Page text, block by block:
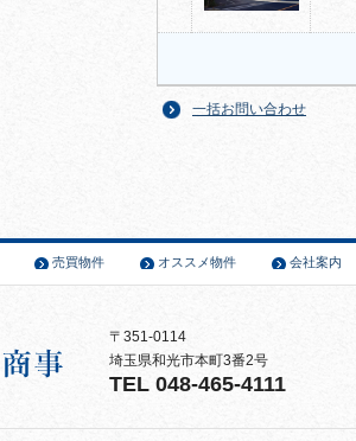
一括お問い合わせ
売買物件 オススメ物件 会社案内
〒351-0114
埼玉県和光市本町3番2号
TEL 048-465-4111